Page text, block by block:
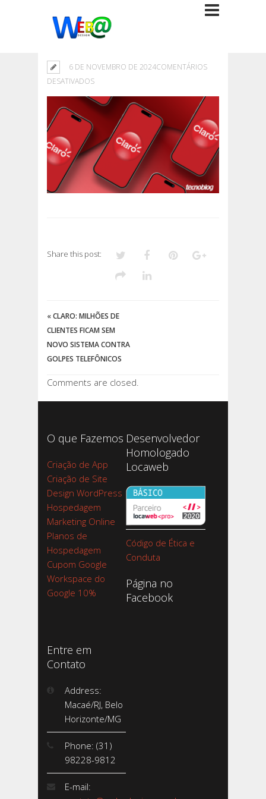
6 DE NOVEMBRO DE 2024COMENTÁRIOS
DESATIVADOSEM
Share this post:
«CLARO: MILHÕES DE
CLIENTES FICAM SEM
NOVO SISTEMA CONTRA
GOLPES TELEFÔNICOS
Comments are closed.
O que Fazemos
Criação de App
Criação de Site
Design WordPress
Hospedagem
Marketing Online
Planos de
Hospedagem
Cupom Google
Workspace do
Google 10%
Desenvolvedor
Homologado
Locaweb
Código de Ética e
Conduta
Página no
Facebook
Entre em
Contato
Address:
Macaé/RJ, Belo
Horizonte/MG
Phone: (31)
98228-9812
E-mail: